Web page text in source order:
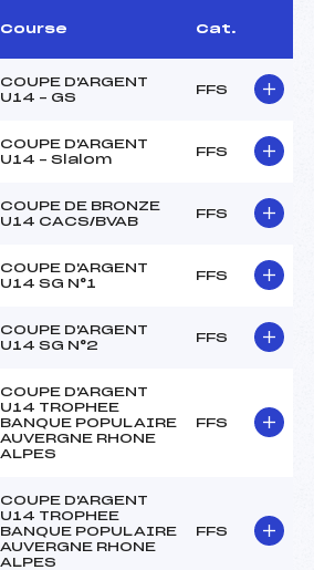
Course Cat.
COUPE D'ARGENT
U14 – GS
FFS
COUPE D'ARGENT
U14 – Slalom
FFS
COUPE DE BRONZE
U14 CACS/BVAB
FFS
COUPE D'ARGENT
U14 SG N°1
FFS
COUPE D'ARGENT
U14 SG N°2
FFS
COUPE D'ARGENT
U14 TROPHEE
BANQUE POPULAIRE
AUVERGNE RHONE
ALPES
FFS
COUPE D'ARGENT
U14 TROPHEE
BANQUE POPULAIRE
AUVERGNE RHONE
ALPES
FFS